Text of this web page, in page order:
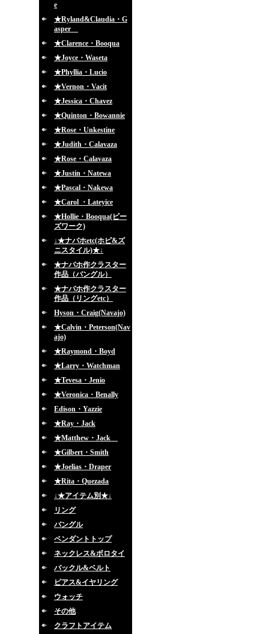
e
★Ryland&Claudia・G
asper
★Clarence・Booqua
★Joyce・Waseta
★Phyllia・Lucio
★Vernon・Vacit
★Jessica・Chavez
★Quinton・Bowannie
★Rose・Unkestine
★Judith・Calavaza
★Rose・Calavaza
★Justin・Natewa
★Pascal・Nakewa
★Carol ・Lateyice
★Hollie・Booqua(ビー
ズワーク)
↓★ナバホetc(ホピ&ズ
ニスタイル)★↓
★ナバホ作クラスター
作品（バングル）
★ナバホ作クラスター
作品（リングetc）
Hyson・Craig(Navajo)
★Calvin・Peterson(Nav
ajo)
★Raymond・Boyd
★Larry・Watchman
★Tevesa・Jenio
★Veronica・Benally
Edison・Yazzie
★Ray・Jack
★Matthew・Jack
★Gilbert・Smith
★Joelias・Draper
★Rita・Quezada
↓★アイテム別★↓
リング
バングル
ペンダントトップ
ネックレス&ボロタイ
バックル&ベルト
ピアス&イヤリング
ウォッチ
その他
クラフトアイテム